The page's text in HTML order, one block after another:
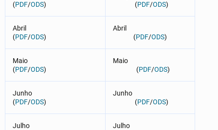
(PDF/ODS)
(PDF/ODS)
Abril
(PDF/ODS)
Abril
(PDF/ODS)
Maio
(PDF/ODS)
Maio
(PDF/ODS)
Junho
(PDF/ODS)
Junho
(PDF/ODS)
Julho
Julho